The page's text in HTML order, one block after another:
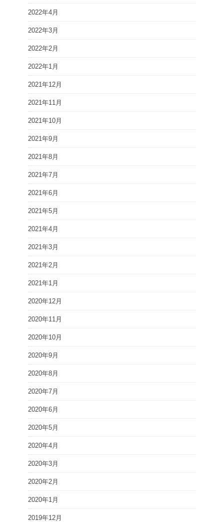
2022年4月
2022年3月
2022年2月
2022年1月
2021年12月
2021年11月
2021年10月
2021年9月
2021年8月
2021年7月
2021年6月
2021年5月
2021年4月
2021年3月
2021年2月
2021年1月
2020年12月
2020年11月
2020年10月
2020年9月
2020年8月
2020年7月
2020年6月
2020年5月
2020年4月
2020年3月
2020年2月
2020年1月
2019年12月